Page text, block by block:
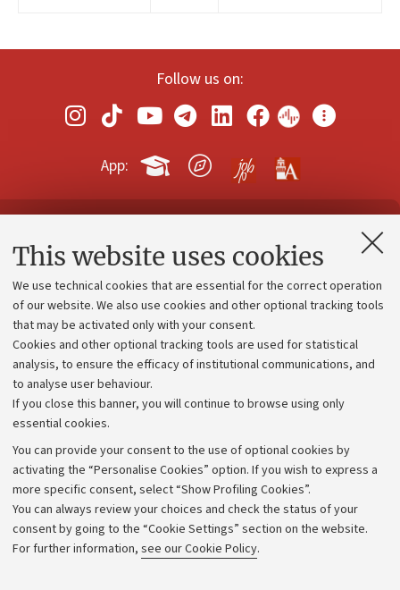
This website uses cookies
We use technical cookies that are essential for the correct operation
of our website. We also use cookies and other optional tracking tools
that may be activated only with your consent.
Cookies and other optional tracking tools are used for statistical
analysis, to ensure the efficacy of institutional communications, and
to analyse user behaviour.
If you close this banner, you will continue to browse using only
essential cookies.
You can provide your consent to the use of optional cookies by
activating the “Personalise Cookies” option. If you wish to express a
more specific consent, select “Show Profiling Cookies”.
You can always review your choices and check the status of your
consent by going to the “Cookie Settings” section on the website.
For further information, see our Cookie Policy.
Follow us on:
App:
Contacts and certified e-mail (PEC)
Administrative divisions
Work with us
Alumni community
Strategic plan
University budgets
Calls and competitions
Transparent administration
Appeals lodged
Merchandising - UniboStore
Website and accessibility information